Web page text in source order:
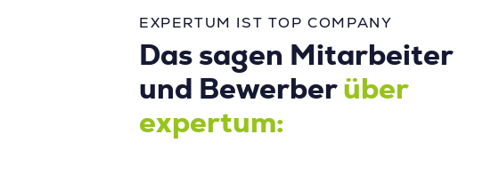
EXPERTUM IST TOP COMPANY
Das sagen Mitarbeiter
und Bewerber über
expertum: